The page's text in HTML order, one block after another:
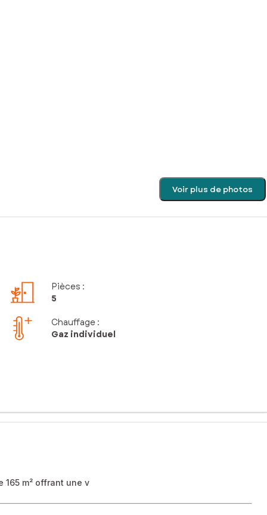
Voir plus de photos
Pièces :
5
Chauffage :
Gaz individuel
m² offrant une v